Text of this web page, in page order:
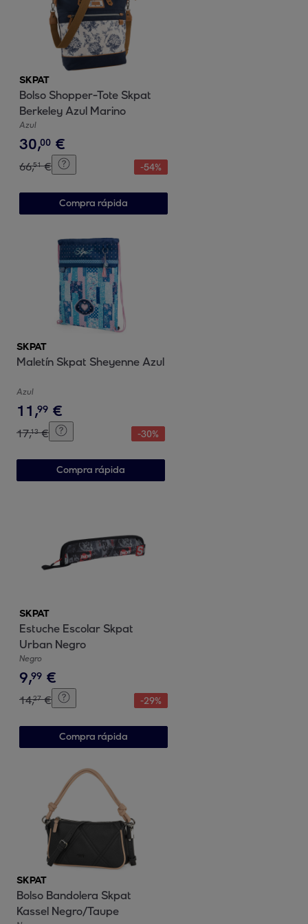
SKPAT
Bolso Shopper-Tote Skpat
Berkeley Azul Marino
Azul
30,00 €
66,51 € -54%
Compra rápida
SKPAT
Maletín Skpat Sheyenne Azul
Azul
11,99 €
17,13 € -30%
Compra rápida
SKPAT
Estuche Escolar Skpat
Urban Negro
Negro
9,99 €
14,27 € -29%
Compra rápida
SKPAT
Bolso Bandolera Skpat
Kassel Negro/Taupe